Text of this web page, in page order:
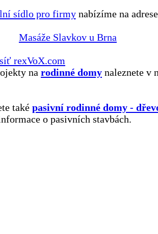
sídlo pro firmynabízíme na
Masáže Slavkov u Brna
rexVoX.com
na rodinné domy naleznete v
také pasivní rodinné domy -
o pasivních stavbách.